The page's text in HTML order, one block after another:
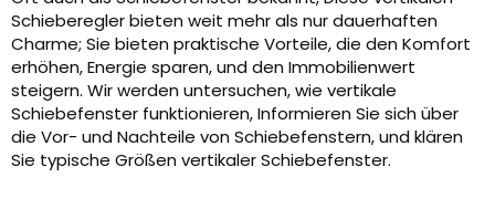
Schieberegler bieten weit mehr als nur dauerhaften
Charme; Sie bieten praktische Vorteile, die den Komfort
erhöhen, Energie sparen, und den Immobilienwert
steigern. Wir werden untersuchen, wie vertikale
Schiebefenster funktionieren, Informieren Sie sich über
die Vor- und Nachteile von Schiebefenstern, und klären
Sie typische Größen vertikaler Schiebefenster.